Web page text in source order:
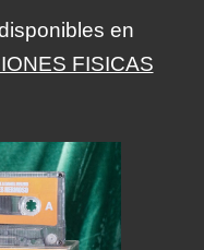
en
FISICAS